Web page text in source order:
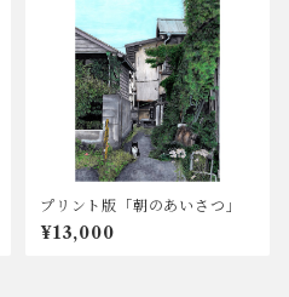
プリント版「朝のあいさつ」
¥13,000